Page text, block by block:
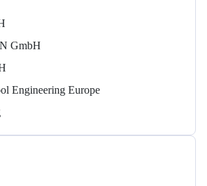
GmbH
Engineering Europe